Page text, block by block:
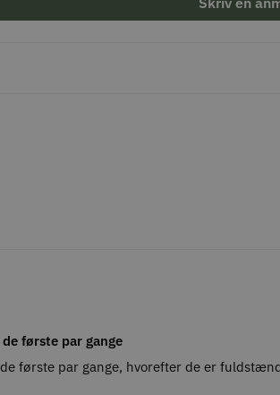
første par gange
første par gange, hvorefter de er